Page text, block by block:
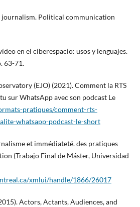
journalism. Political communication
en el ciberespacio: usos y lenguajes.
63-71.
(EJO) (2021). Comment la RTS
sur WhatsApp avec son podcast Le
pratiques/comment-rts-
whatsapp-podcast-le-short
et immédiateté. des pratiques
(Trabajo Final de Máster, Universidad
xmlui/handle/1866/26017
Actors, Actants, Audiences, and